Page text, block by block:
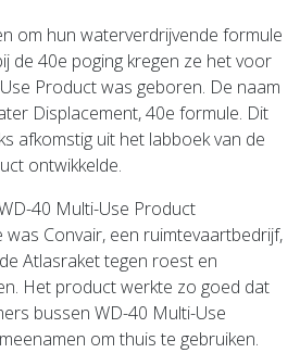
om hun waterverdrijvende formule
de 40e poging kregen ze het voor
Product was geboren. De naam
Displacement, 40e formule. Dit
afkomstig uit het labboek van de
ontwikkelde.
40 Multi-Use Product
Convair, een ruimtevaartbedrijf,
Atlasraket tegen roest en
Het product werkte zo goed dat
bussen WD-40 Multi-Use
om thuis te gebruiken.